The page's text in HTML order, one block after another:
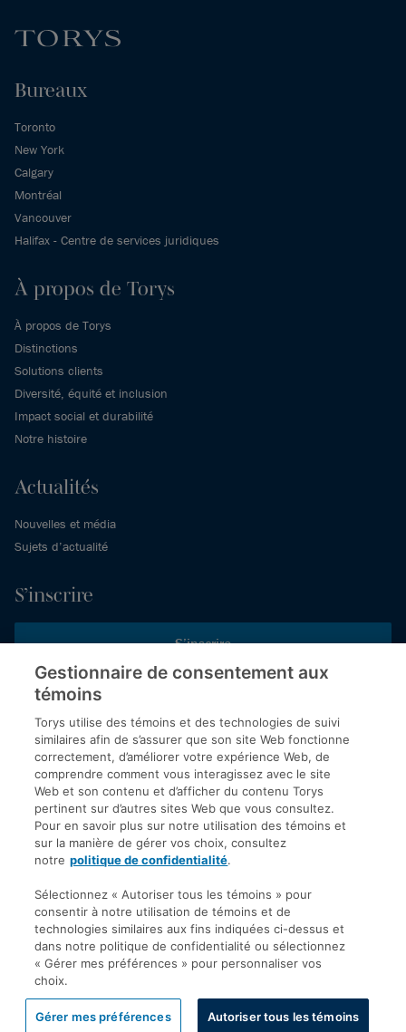
Bureaux
Toronto
New York
Calgary
Montréal
Vancouver
Halifax - Centre de services juridiques
À propos de Torys
À propos de Torys
Distinctions
Solutions clients
Diversité, équité et inclusion
Impact social et durabilité
Notre histoire
Actualités
Nouvelles et média
Sujets d’actualité
S’inscrire
S’inscrire
Inscrivez-vous aux publications de Torys pour recevoir nos derniers
commentaires, notre calendrier de webinaires et d’événements et
plus encore.
© 2026 Société d'avocats Torys S.E.N.C.R.L. Tous droits
réservés.
Politique de protection des renseignements personnels
Droit d’auteur
Avis de non-responsabilité
Modalités générales
Accessibilité
Gestionnaire de consentement aux
témoins
Torys utilise des témoins et des technologies de suivi
similaires afin de s’assurer que son site Web fonctionne
correctement, d’améliorer votre expérience Web, de
comprendre comment vous interagissez avec le site
Web et son contenu et d’afficher du contenu Torys
pertinent sur d’autres sites Web que vous consultez.
Pour en savoir plus sur notre utilisation des témoins et
sur la manière de gérer vos choix, consultez
notre politique de confidentialité.
Sélectionnez « Autoriser tous les témoins » pour
consentir à notre utilisation de témoins et de
technologies similaires aux fins indiquées ci-dessus et
dans notre politique de confidentialité ou sélectionnez
« Gérer mes préférences » pour personnaliser vos
choix.
Gérer mes préférences Autoriser tous les témoins